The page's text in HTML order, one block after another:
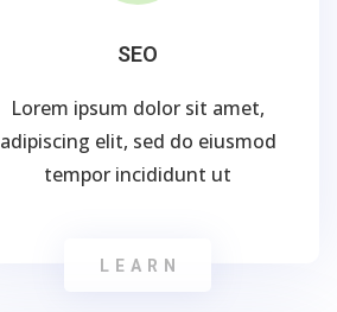
SEO
Lorem ipsum dolor sit amet,
adipiscing elit, sed do eiusmod
tempor incididunt ut
LEARN